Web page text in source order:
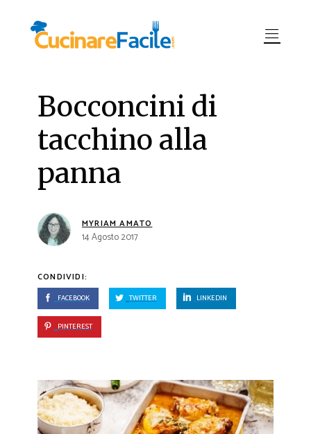
Bocconcini di
tacchino alla
panna
MYRIAM AMATO
14 Agosto 2017
CONDIVIDI:
FACEBOOK TWITTER LINKEDIN
PINTEREST